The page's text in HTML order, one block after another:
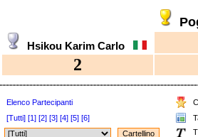
Hsikou Karim Carlo
2
Elenco Partecipanti
[Tutti] [1] [2] [3] [4] [5] [6]